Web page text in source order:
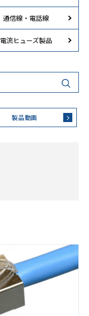
通信線・電話線
電流ヒューズ製品
製品動画